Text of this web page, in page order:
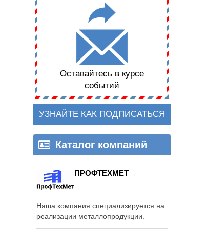
Оставайтесь в курсе
событий
УЗНАЙТЕ КАК ПОДПИСАТЬСЯ
Каталог компаний
ПРОФТЕХМЕТ
Наша компания специализируется на
реализации металлопродукции.